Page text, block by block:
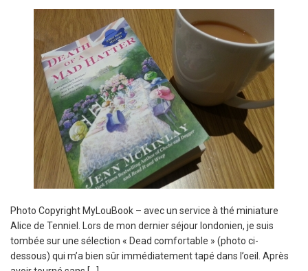
Photo Copyright MyLouBook – avec un service à thé miniature
Alice de Tenniel. Lors de mon dernier séjour londonien, je suis
tombée sur une sélection « Dead comfortable » (photo ci-
dessous) qui m’a bien sûr immédiatement tapé dans l’oeil. Après